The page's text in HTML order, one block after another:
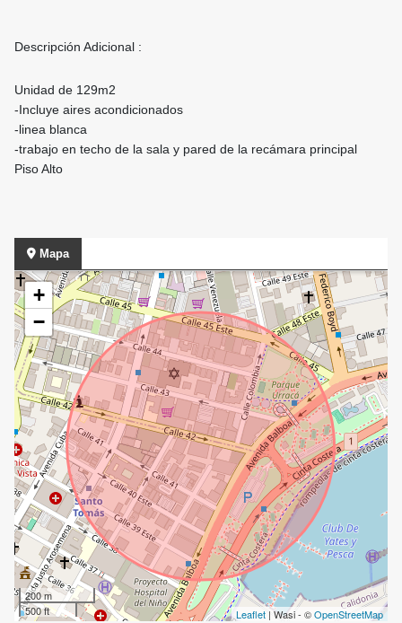
Descripción Adicional :
Unidad de 129m2
-Incluye aires acondicionados
-linea blanca
-trabajo en techo de la sala y pared de la recámara principal
Piso Alto
Mapa
+
−
200 m
500 ft
Leaflet | Wasi - ©OpenStreetMap